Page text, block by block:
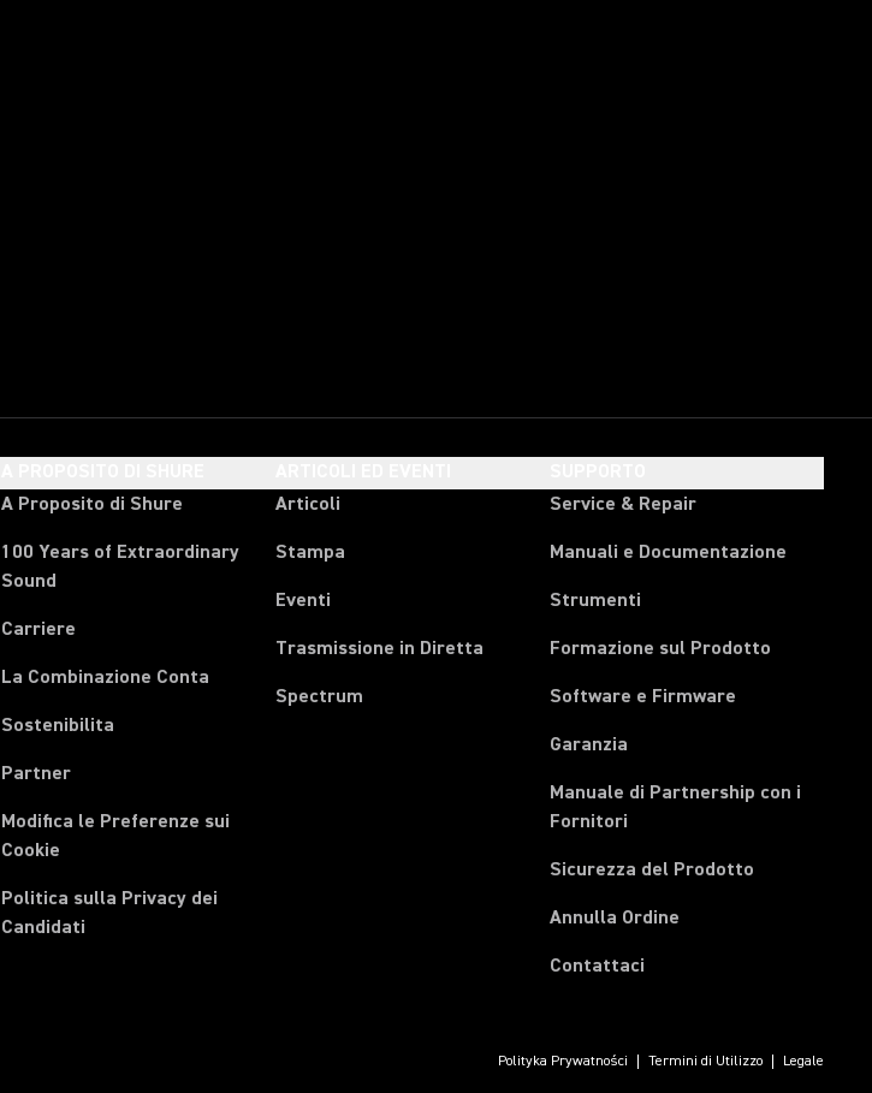
A Proposito di Shure
100 Years of Extraordinary
Sound
Carriere
La Combinazione Conta
Sostenibilita
Partner
Modifica le Preferenze sui
Cookie
Politica sulla Privacy dei
Candidati
Articoli
Stampa
Eventi
Trasmissione in Diretta
Spectrum
Service & Repair
Manuali e Documentazione
Strumenti
Formazione sul Prodotto
Software e Firmware
Garanzia
Manuale di Partnership con i
Fornitori
Sicurezza del Prodotto
Annulla Ordine
Contattaci
Polityka Prywatności Termini di Utilizzo Legale